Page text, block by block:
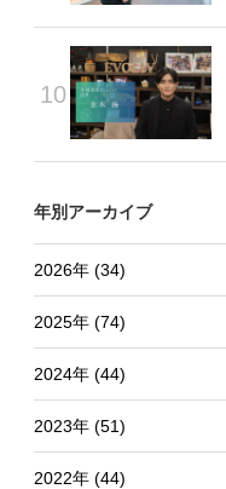
10
年別アーカイブ
2026年 (34)
2025年 (74)
2024年 (44)
2023年 (51)
2022年 (44)